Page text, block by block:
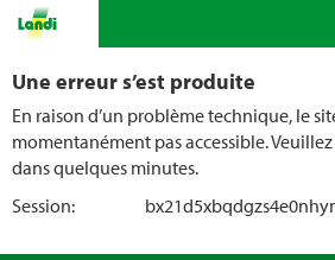
Une erreur s’est produite
En raison d’un problème technique, le
momentanément pas accessible.
dans quelques minutes.
Session: